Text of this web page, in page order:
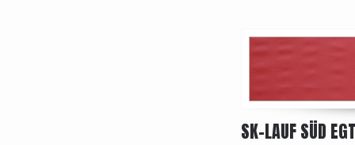
SK-LAUF SÜD